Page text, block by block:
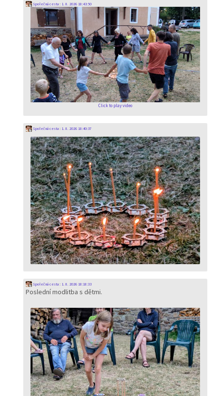
Společná cesta: 1. 8. 2026 18:43:50
Click to play video
Společná cesta: 1. 8. 2026 18:40:37
Společná cesta: 1. 8. 2026 18:18:33
Poslední modlitba s dětmi.